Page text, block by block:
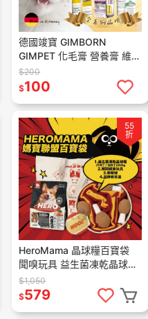
德國竣寶 GIMBORN
GIMPET 化毛膏 營養膏 維他
命膏 竣寶化毛膏 貓咪化毛膏
貓用 營養化毛膏
$200
$100
55
折
HeroMama 晶球糧百寶袋
聞嗅玩具 益生菌凍乾晶球糧
狗糧 犬糧 狗飼料 牛肉丁/雞
肉丁 百寶袋 450g
$1,050
$579